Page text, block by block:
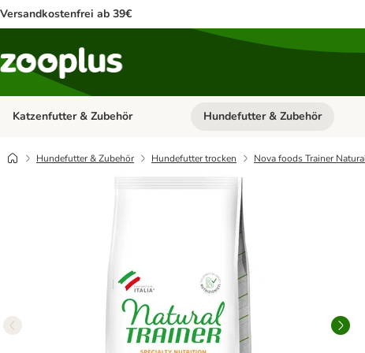
Versandkostenfrei ab 39€
Katzenfutter & Zubehör Kategorie-Menü öffnen:
Hundefutter & Zubehör
Hundefutter & Zubehör Hundefutter trocken Nova foods Trainer